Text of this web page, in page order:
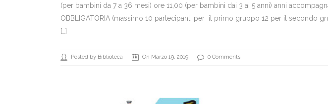
(per bambini da 7 a 36 mesi) ore 11,00 (per bambini dai 3 ai 5 anni) anni
OBBLIGATORIA (massimo 10 partecipanti per il primo gruppo 12 per il secondo
[…]
Posted by Biblioteca On Marzo 19, 2019 0 Comments